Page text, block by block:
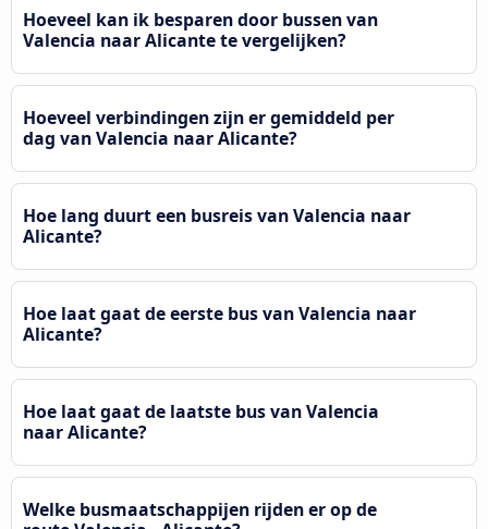
Hoeveel kan ik besparen door bussen van
Valencia naar Alicante te vergelijken?
Hoeveel verbindingen zijn er gemiddeld per
dag van Valencia naar Alicante?
Hoe lang duurt een busreis van Valencia naar
Alicante?
Hoe laat gaat de eerste bus van Valencia naar
Alicante?
Hoe laat gaat de laatste bus van Valencia
naar Alicante?
Welke busmaatschappijen rijden er op de